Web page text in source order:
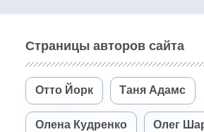
Страницы авторов сайта
Отто Йорк Таня Адамс
Олена Кудренко Олег